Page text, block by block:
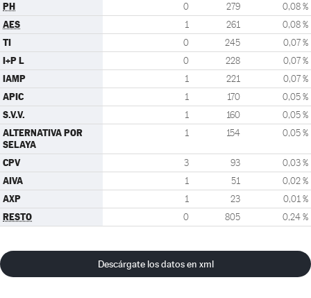
PH 0 279 0,08 %
AES 1 261 0,08 %
TI 0 245 0,07 %
I+P L 0 228 0,07 %
IAMP 1 221 0,07 %
APIC 1 170 0,05 %
S.V.V. 1 160 0,05 %
ALTERNATIVA POR
SELAYA
1 154 0,05 %
CPV 3 93 0,03 %
AIVA 1 51 0,02 %
AXP 1 23 0,01 %
RESTO 0 805 0,24 %
Descárgate los datos en xml